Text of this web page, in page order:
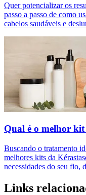
Quer potencializar os
passo a passo de como
cabelos saudáveis e
Qual é o melhor kit
Buscando o tratamento
melhores kits da
necessidades do seu fio,
Links